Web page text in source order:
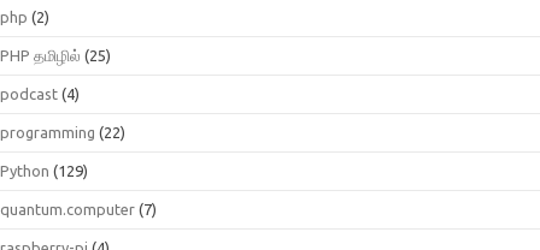
php (2)
PHP தமிழில் (25)
podcast (4)
programming (22)
Python (129)
quantum.computer (7)